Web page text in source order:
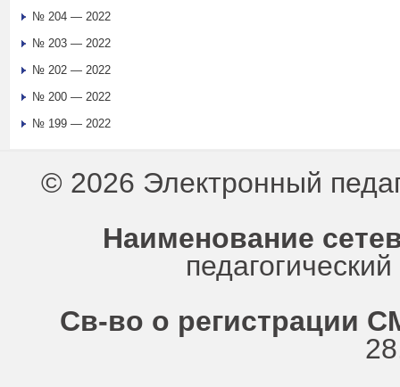
№ 204 — 2022
№ 203 — 2022
№ 202 — 2022
№ 200 — 2022
№ 199 — 2022
© 2026 Электронный
Наименование
Св-во о регистрации